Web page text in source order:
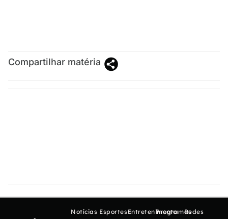
Compartilhar matéria
Notícias EsportesEntretenimento
ProgramasRedes